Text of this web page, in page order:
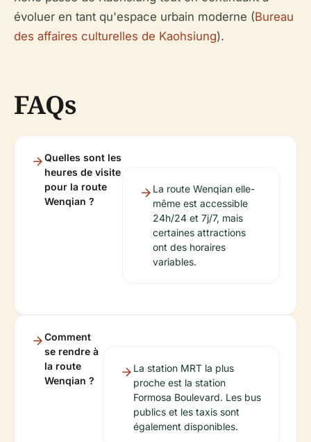
évoluer en tant qu'espace urbain moderne (Bureau
des affaires culturelles de Kaohsiung).
FAQs
Quelles sont les
heures de visite
pour la route
Wenqian ?
La route Wenqian elle-
même est accessible
24h/24 et 7j/7, mais
certaines attractions
ont des horaires
variables.
Comment
se rendre à
la route
Wenqian ?
La station MRT la plus
proche est la station
Formosa Boulevard. Les bus
publics et les taxis sont
également disponibles.